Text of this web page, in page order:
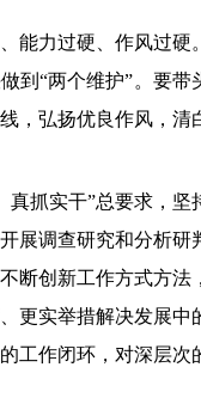
能力过硬、作风过硬
到“两个维护”。要带
，弘扬优良作风，清
抓实干”总要求，坚
展调查研究和分析研
断创新工作方式方法
更实举措解决发展中
工作闭环，对深层次